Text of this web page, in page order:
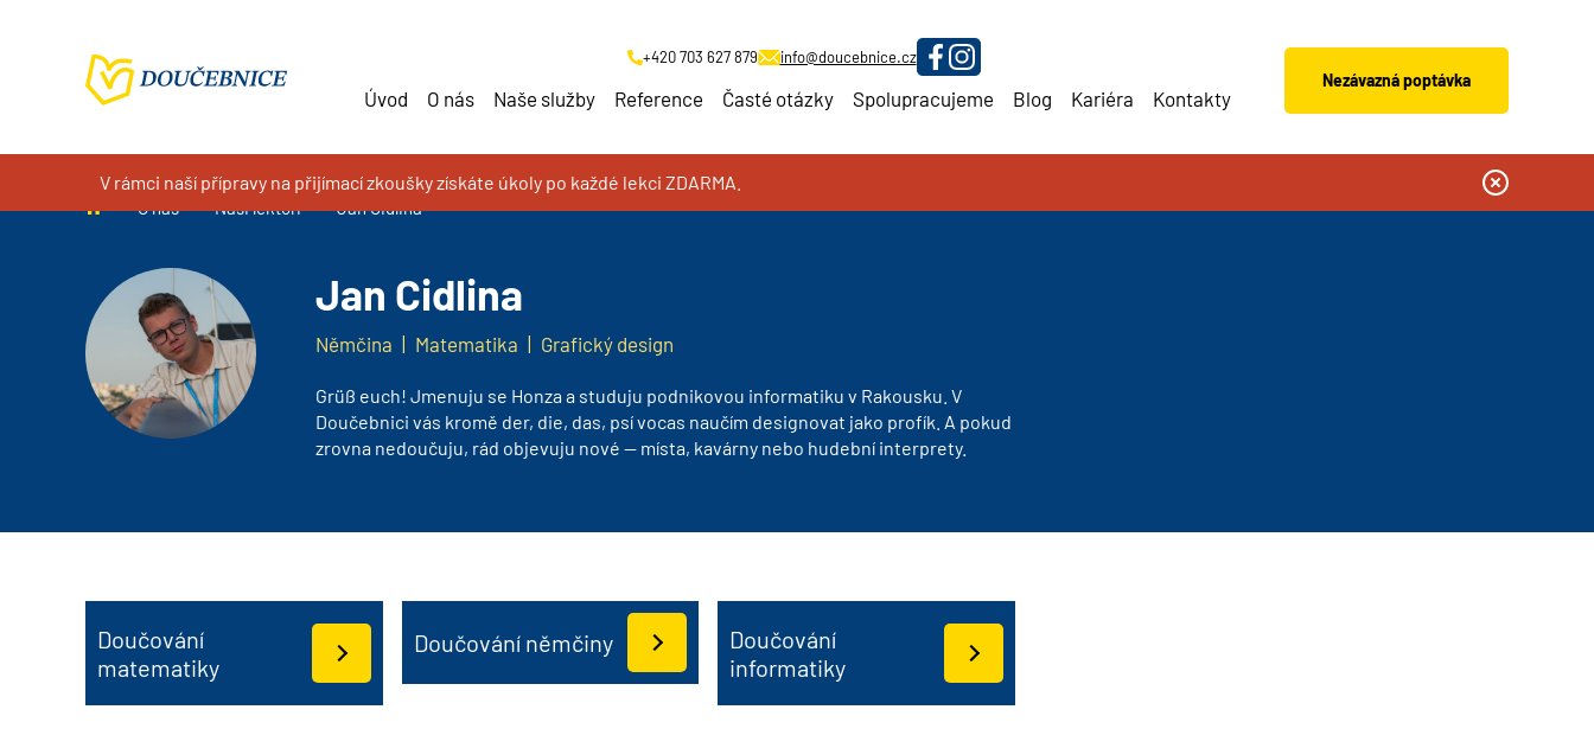
+420 703 627 879 info@doucebnice.cz
Úvod O nás Naše služby Reference Časté otázky Spolupracujeme Blog Kariéra Kontakty
Nezávazná poptávka
V rámci naší přípravy na přijímací zkoušky získáte úkoly po každé lekci ZDARMA.
Doučování na míru, kurzy a příprava k přijímacím zkouškám
O nás Naši lektoři Jan Cidlina
Jan Cidlina
Němčina Matematika Grafický design
Grüß euch! Jmenuju se Honza a studuju podnikovou informatiku v Rakousku. V
Doučebnici vás kromě der, die, das, psí vocas naučím designovat jako profík. A pokud
zrovna nedoučuju, rád objevuju nové — místa, kavárny nebo hudební interprety.
Doučování
matematiky
Doučování němčiny
Doučování
informatiky